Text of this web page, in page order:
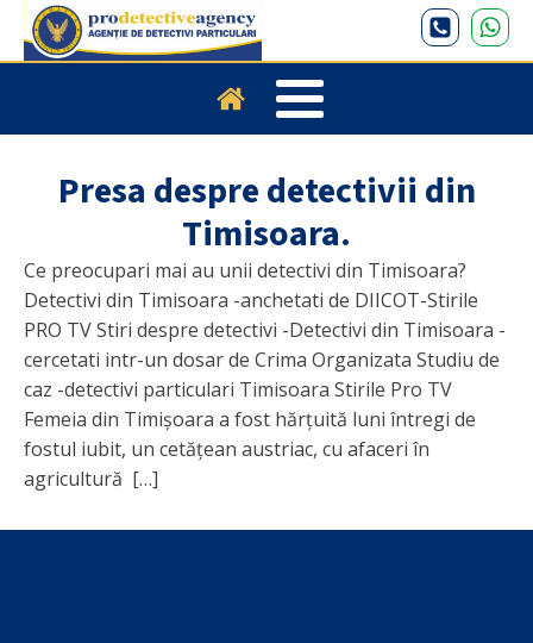
Presa despre detectivii din
Timisoara.
Ce preocupari mai au unii detectivi din Timisoara?
Detectivi din Timisoara -anchetati de DIICOT-Stirile
PRO TV Stiri despre detectivi -Detectivi din Timisoara -
cercetati intr-un dosar de Crima Organizata Studiu de
caz -detectivi particulari Timisoara Stirile Pro TV
Femeia din Timișoara a fost hărțuită luni întregi de
fostul iubit, un cetățean austriac, cu afaceri în
agricultură […]